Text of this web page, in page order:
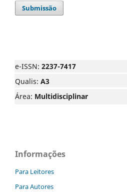
Submissão
e-ISSN: 2237-7417
Qualis: A3
Área: Multidisciplinar
Informações
Para Leitores
Para Autores